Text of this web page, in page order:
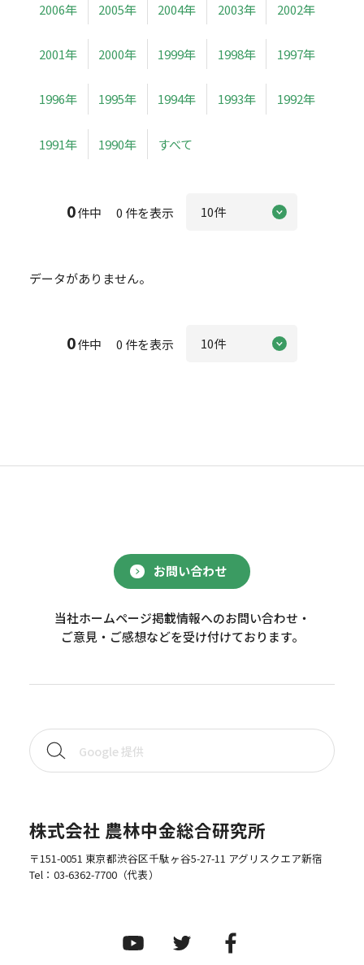
2006年 2005年 2004年 2003年 2002年
2001年 2000年 1999年 1998年 1997年
1996年 1995年 1994年 1993年 1992年
1991年 1990年 すべて
0件中 0 件を表示
データがありません。
0件中 0 件を表示
お問い合わせ
当社ホームページ掲載情報へのお問い合わせ・
ご意見・ご感想などを受け付けております。
株式会社 農林中金総合研究所
〒151-0051 東京都渋谷区千駄ヶ谷5-27-11 アグリスクエア新宿
Tel： 03-6362-7700（代表）